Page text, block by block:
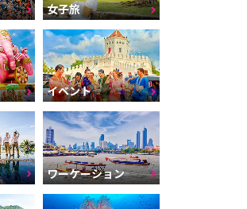
女子旅
イベント
ワーケーション